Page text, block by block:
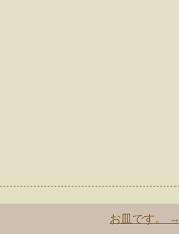
お皿です。 →